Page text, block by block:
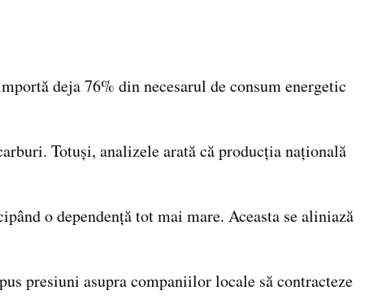
deja 76% din necesarul de consum energetic
Totuși, analizele arată că producția națională
o dependență tot mai mare. Aceasta se aliniază
presiuni asupra companiilor locale să contracteze